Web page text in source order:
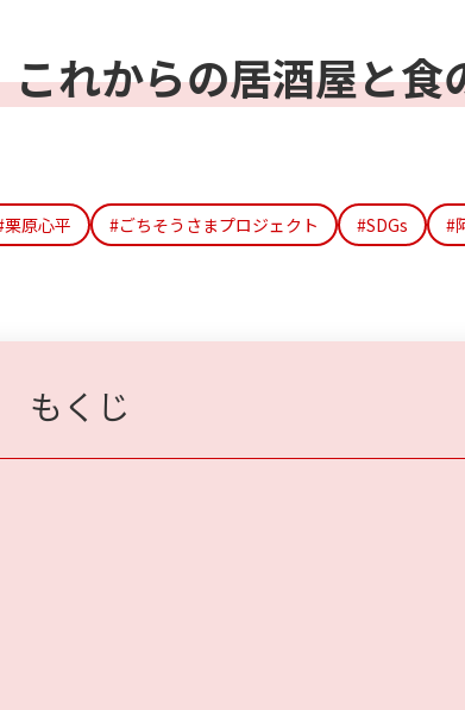
れからの居酒屋と食
栗原心平 #ごちそうさまプロジェクト #SDGs #
もくじ